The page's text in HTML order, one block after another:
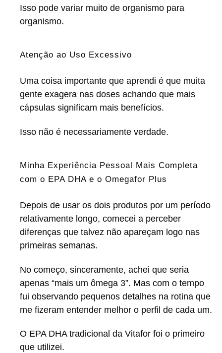
Isso pode variar muito de organismo para
organismo.
Atenção ao Uso Excessivo
Uma coisa importante que aprendi é que muita
gente exagera nas doses achando que mais
cápsulas significam mais benefícios.
Isso não é necessariamente verdade.
Minha Experiência Pessoal Mais Completa
com o EPA DHA e o Omegafor Plus
Depois de usar os dois produtos por um período
relativamente longo, comecei a perceber
diferenças que talvez não apareçam logo nas
primeiras semanas.
No começo, sinceramente, achei que seria
apenas “mais um ômega 3”. Mas com o tempo
fui observando pequenos detalhes na rotina que
me fizeram entender melhor o perfil de cada um.
O EPA DHA tradicional da Vitafor foi o primeiro
que utilizei.